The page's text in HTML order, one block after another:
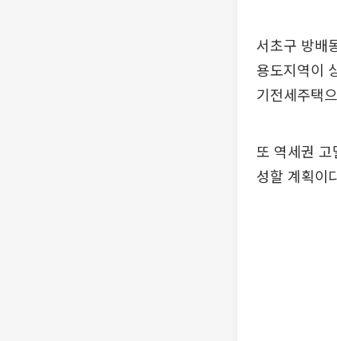
서초구 방배
용도지역이
기전세주택
또 역세권
성할 계획이